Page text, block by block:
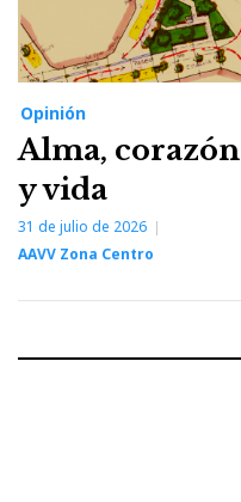
Opinión
Alma, corazón
y vida
31 de julio de 2026
AAVV Zona Centro